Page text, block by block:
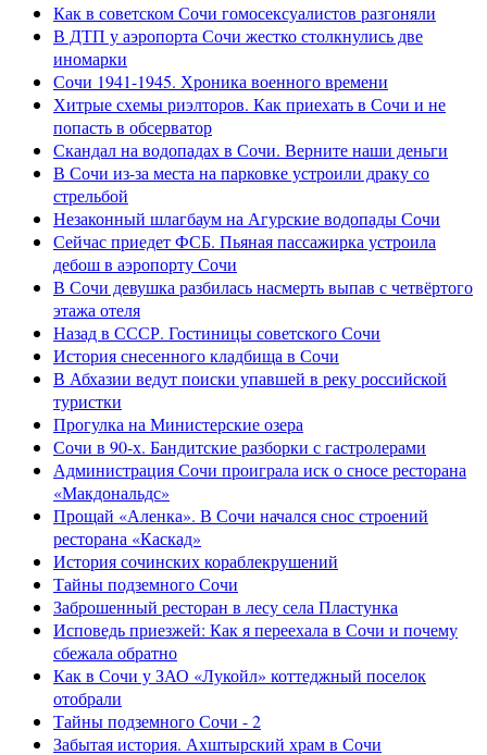
Как в советском Сочи гомосексуалистов разгоняли
В ДТП у аэропорта Сочи жестко столкнулись две
иномарки
Сочи 1941-1945. Хроника военного времени
Хитрые схемы риэлторов. Как приехать в Сочи и не
попасть в обсерватор
Скандал на водопадах в Сочи. Верните наши деньги
В Сочи из-за места на парковке устроили драку со
стрельбой
Незаконный шлагбаум на Агурские водопады Сочи
Сейчас приедет ФСБ. Пьяная пассажирка устроила
дебош в аэропорту Сочи
В Сочи девушка разбилась насмерть выпав с четвёртого
этажа отеля
Назад в СССР. Гостиницы советского Сочи
История снесенного кладбища в Сочи
В Абхазии ведут поиски упавшей в реку российской
туристки
Прогулка на Министерские озера
Сочи в 90-х. Бандитские разборки с гастролерами
Администрация Сочи проиграла иск о сносе ресторана
«Макдональдс»
Прощай «Аленка». В Сочи начался снос строений
ресторана «Каскад»
История сочинских кораблекрушений
Тайны подземного Сочи
Заброшенный ресторан в лесу села Пластунка
Исповедь приезжей: Как я переехала в Сочи и почему
сбежала обратно
Как в Сочи у ЗАО «Лукойл» коттеджный поселок
отобрали
Тайны подземного Сочи - 2
Забытая история. Ахштырский храм в Сочи